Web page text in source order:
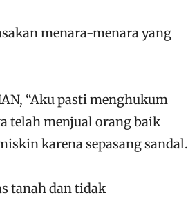
menara-menara yang
“Aku pasti menghukum
telah menjual orang baik
karena sepasang sandal.
tanah dan tidak